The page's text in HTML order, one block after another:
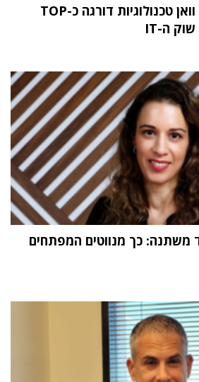
מחקר STKI השנתי: וואן טכנולוגיות דורגה כ-TOP
משתנה: כך מנווטים המפתחים